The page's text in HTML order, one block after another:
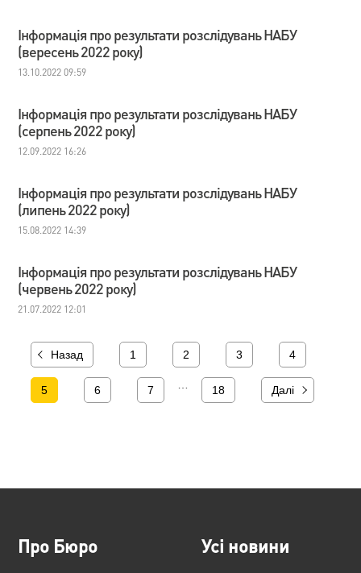
Інформація про результати розслідувань НАБУ
(вересень 2022 року)
13.10.2022 09:59
Інформація про результати розслідувань НАБУ
(серпень 2022 року)
12.09.2022 16:26
Інформація про результати розслідувань НАБУ
(липень 2022 року)
15.08.2022 14:39
Інформація про результати розслідувань НАБУ
(червень 2022 року)
21.07.2022 12:01
Назад 1 2 3 4
5 6 7 18 Далі
Про Бюро Усі новини